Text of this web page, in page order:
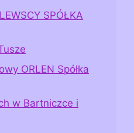
SPÓŁKA
ORLEN Spółka
w Bartniczce i